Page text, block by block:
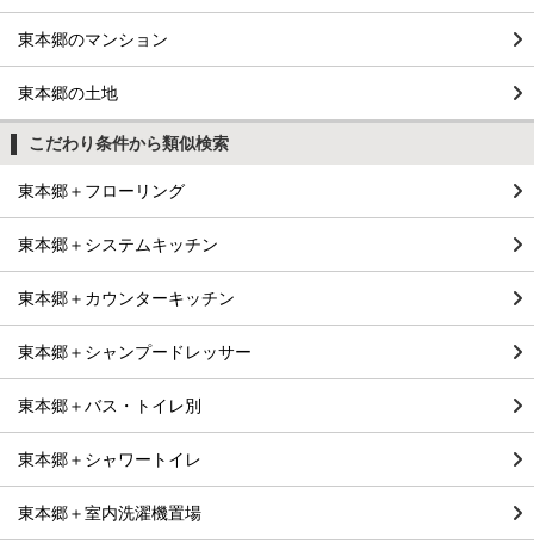
東本郷のマンション
東本郷の土地
こだわり条件から類似検索
東本郷＋フローリング
東本郷＋システムキッチン
東本郷＋カウンターキッチン
東本郷＋シャンプードレッサー
東本郷＋バス・トイレ別
東本郷＋シャワートイレ
東本郷＋室内洗濯機置場